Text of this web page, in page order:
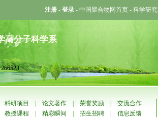
注册 - 登录 - 中国聚合物网首页 - 科学研究
高分子科学系
科研项目 论文著作 荣誉奖励 交流合作
教授课程 精彩瞬间 招生招聘 信息反馈